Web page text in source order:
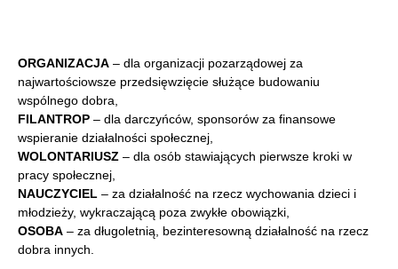
ORGANIZACJA – dla organizacji pozarządowej za
najwartościowsze przedsięwzięcie służące budowaniu
wspólnego dobra,
FILANTROP – dla darczyńców, sponsorów za finansowe
wspieranie działalności społecznej,
WOLONTARIUSZ – dla osób stawiających pierwsze kroki w
pracy społecznej,
NAUCZYCIEL – za działalność na rzecz wychowania dzieci i
młodzieży, wykraczającą poza zwykłe obowiązki,
OSOBA – za długoletnią, bezinteresowną działalność na rzecz
dobra innych.